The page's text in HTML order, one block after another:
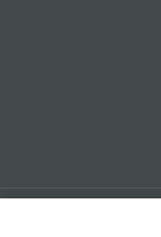
© 2021 HARMONIE